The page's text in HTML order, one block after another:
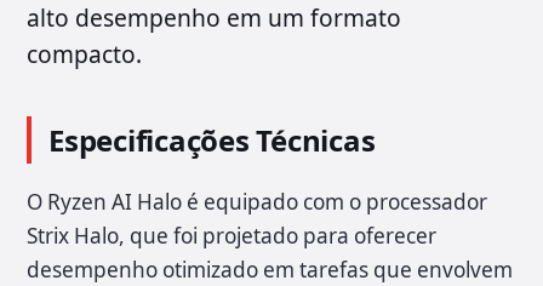
alto desempenho em um formato
compacto.
Especificações Técnicas
O Ryzen AI Halo é equipado com o processador
Strix Halo, que foi projetado para oferecer
desempenho otimizado em tarefas que envolvem